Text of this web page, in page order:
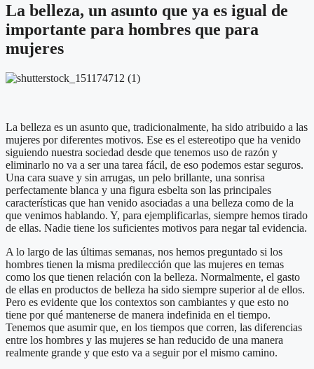
La belleza, un asunto que ya es igual de
importante para hombres que para
mujeres
La belleza es un asunto que, tradicionalmente, ha sido atribuido a las
mujeres por diferentes motivos. Ese es el estereotipo que ha venido
siguiendo nuestra sociedad desde que tenemos uso de razón y
eliminarlo no va a ser una tarea fácil, de eso podemos estar seguros.
Una cara suave y sin arrugas, un pelo brillante, una sonrisa
perfectamente blanca y una figura esbelta son las principales
características que han venido asociadas a una belleza como de la
que venimos hablando. Y, para ejemplificarlas, siempre hemos tirado
de ellas. Nadie tiene los suficientes motivos para negar tal evidencia.
A lo largo de las últimas semanas, nos hemos preguntado si los
hombres tienen la misma predilección que las mujeres en temas
como los que tienen relación con la belleza. Normalmente, el gasto
de ellas en productos de belleza ha sido siempre superior al de ellos.
Pero es evidente que los contextos son cambiantes y que esto no
tiene por qué mantenerse de manera indefinida en el tiempo.
Tenemos que asumir que, en los tiempos que corren, las diferencias
entre los hombres y las mujeres se han reducido de una manera
realmente grande y que esto va a seguir por el mismo camino.